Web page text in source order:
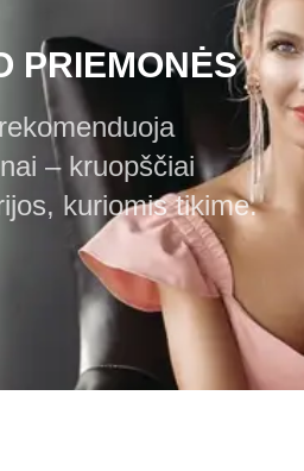
PRIEMONĖS
– kruopščiai
kuriomis tikime.